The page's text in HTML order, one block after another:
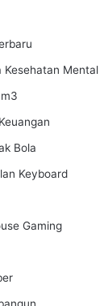
Kesehatan Mental
Bola
Keyboard
Gaming